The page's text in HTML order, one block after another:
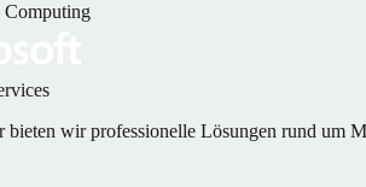
Computing
bieten wir professionelle Lösungen rund um